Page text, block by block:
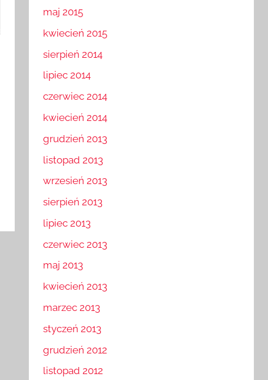
maj 2015
kwiecień 2015
sierpień 2014
lipiec 2014
czerwiec 2014
kwiecień 2014
grudzień 2013
listopad 2013
wrzesień 2013
sierpień 2013
lipiec 2013
czerwiec 2013
maj 2013
kwiecień 2013
marzec 2013
styczeń 2013
grudzień 2012
listopad 2012